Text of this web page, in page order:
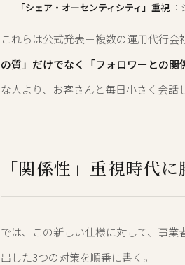
「シェア・オーセンティシティ」重視
これらは公式発表＋複数の運用代行会
の質」だけでなく「フォロワーとの
な人より、お客さんと毎日小さく会話
「関係性」重視時代
では、この新しい仕様に対して、事
出した3つの対策を順番に書く。